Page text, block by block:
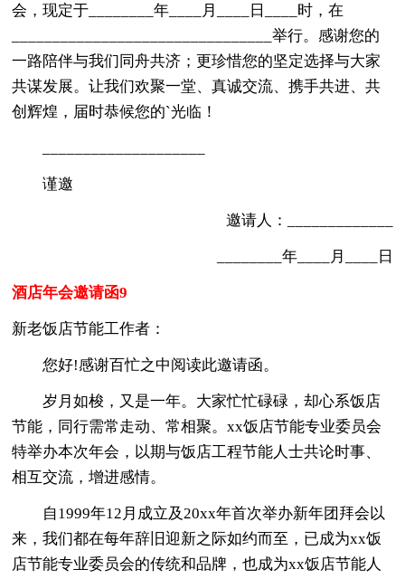
会，现定于________年____月____日____时，在
________________________________举行。感谢您的
一路陪伴与我们同舟共济；更珍惜您的坚定选择与大家
共谋发展。让我们欢聚一堂、真诚交流、携手共进、共
创辉煌，届时恭候您的`光临！
谨邀
邀请人：_____________
________年____月____日
酒店年会邀请函9
新老饭店节能工作者：
您好!感谢百忙之中阅读此邀请函。
岁月如梭，又是一年。大家忙忙碌碌，却心系饭店
节能，同行需常走动、常相聚。xx饭店节能专业委员会
特举办本次年会，以期与饭店工程节能人士共论时事、
相互交流，增进感情。
自1999年12月成立及20xx年首次举办新年团拜会以
来，我们都在每年辞旧迎新之际如约而至，已成为xx饭
店节能专业委员会的传统和品牌，也成为xx饭店节能人